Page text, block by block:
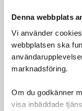
Denna webbplats
Vi använder
webbplatsen ska
marknadsföring.
Om du godkänner
visa inbäddade
pålitlig och
sin sadel.
Omdömen